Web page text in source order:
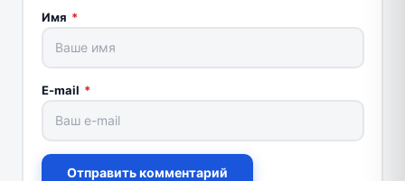
Имя *
E-mail *
Отправить комментарий